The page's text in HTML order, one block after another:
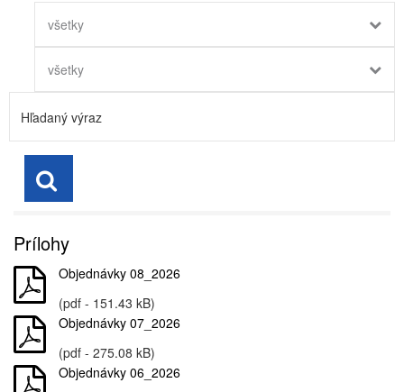
všetky
všetky
Prílohy
Objednávky 08_2026
(pdf - 151.43 kB)
Objednávky 07_2026
(pdf - 275.08 kB)
Objednávky 06_2026